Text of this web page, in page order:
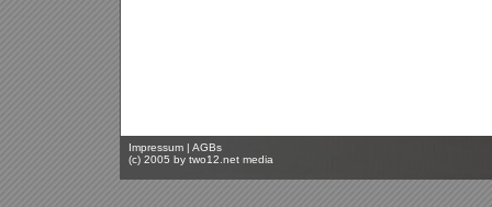
Impressum | AGBs
(c) 2005 by two12.net media